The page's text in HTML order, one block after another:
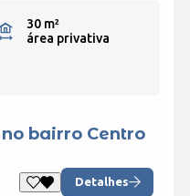
30 m²
área privativa
bairro Centro
Detalhes